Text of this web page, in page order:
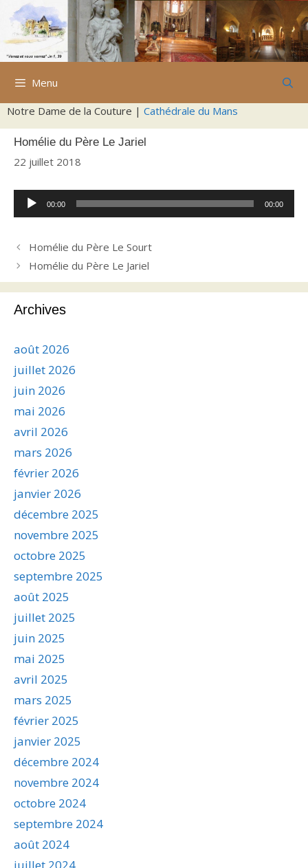
Aller
contenu
Menu
Notre Dame de la Couture | Cathédrale du Mans
Homélie du Père Le Jariel
22 juillet 2018
Lecteur
audio
00:00 00:00
Homélie du Père Le Sourt
Homélie du Père Le Jariel
Archives
août 2026
juillet 2026
juin 2026
mai 2026
avril 2026
mars 2026
février 2026
janvier 2026
décembre 2025
novembre 2025
octobre 2025
septembre 2025
août 2025
juillet 2025
juin 2025
mai 2025
avril 2025
mars 2025
février 2025
janvier 2025
décembre 2024
novembre 2024
octobre 2024
septembre 2024
août 2024